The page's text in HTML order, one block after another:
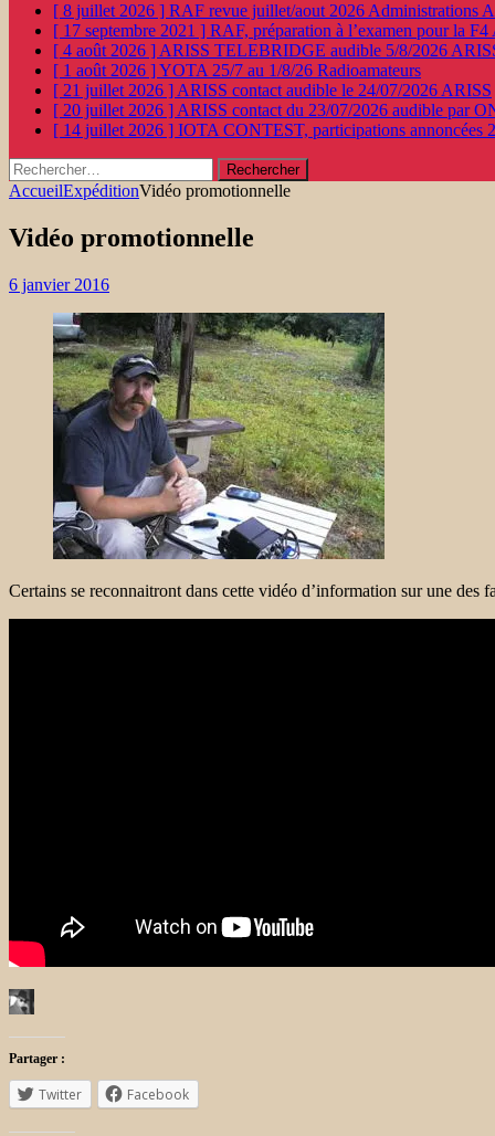
[ 8 juillet 2026 ] RAF revue juillet/aout 2026 Administrations
[ 17 septembre 2021 ] RAF, préparation à l’examen pour la F4
[ 4 août 2026 ] ARISS TELEBRIDGE audible 5/8/2026
[ 1 août 2026 ]YOTA 25/7 au 1/8/26 Radioamateurs
[ 21 juillet 2026 ] ARISS contact audible le 24/07/2026 ARISS
[ 20 juillet 2026 ] ARISS contact du 23/07/2026 audible par
[ 14 juillet 2026 ] IOTA CONTEST, participations annoncées
Rechercher :
AccueilExpéditionVidéo promotionnelle
Vidéo promotionnelle
6 janvier 2016
Certains se reconnaitront dans cette vidéo d’information sur une des
Partager :
Twitter Facebook